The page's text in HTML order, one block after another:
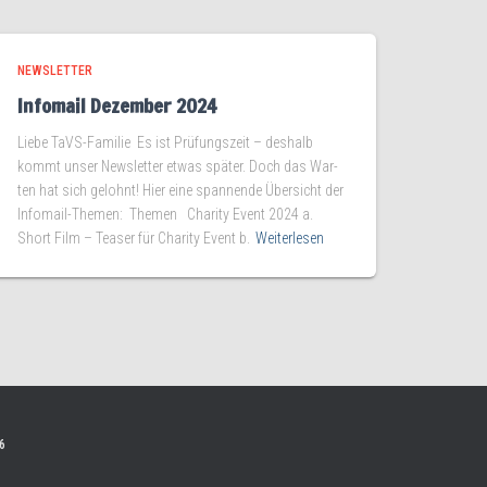
NEWSLETTER
Infomail Dezember 2024
Lie­be TaVS-Familie Es ist Prü­fungs­zeit – des­halb
kommt unser News­let­ter etwas spä­ter. Doch das War­
ten hat sich gelohnt! Hier eine span­nen­de Über­sicht der
Infomail-Themen: The­men Cha­ri­ty Event 2024 a.
Short Film – Teaser für Cha­ri­ty Event b. Weiterlesen